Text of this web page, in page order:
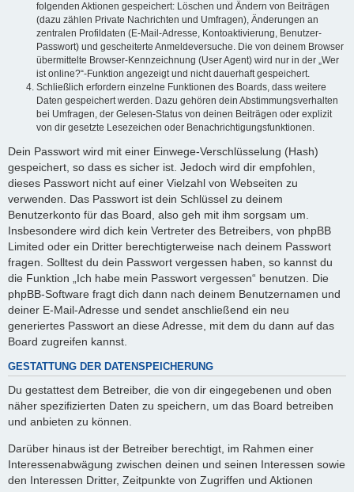
folgenden Aktionen gespeichert: Löschen und Ändern von Beiträgen
(dazu zählen Private Nachrichten und Umfragen), Änderungen an
zentralen Profildaten (E-Mail-Adresse, Kontoaktivierung, Benutzer-
Passwort) und gescheiterte Anmeldeversuche. Die von deinem Browser
übermittelte Browser-Kennzeichnung (User Agent) wird nur in der „Wer
ist online?“-Funktion angezeigt und nicht dauerhaft gespeichert.
Schließlich erfordern einzelne Funktionen des Boards, dass weitere
Daten gespeichert werden. Dazu gehören dein Abstimmungsverhalten
bei Umfragen, der Gelesen-Status von deinen Beiträgen oder explizit
von dir gesetzte Lesezeichen oder Benachrichtigungsfunktionen.
Dein Passwort wird mit einer Einwege-Verschlüsselung (Hash)
gespeichert, so dass es sicher ist. Jedoch wird dir empfohlen,
dieses Passwort nicht auf einer Vielzahl von Webseiten zu
verwenden. Das Passwort ist dein Schlüssel zu deinem
Benutzerkonto für das Board, also geh mit ihm sorgsam um.
Insbesondere wird dich kein Vertreter des Betreibers, von phpBB
Limited oder ein Dritter berechtigterweise nach deinem Passwort
fragen. Solltest du dein Passwort vergessen haben, so kannst du
die Funktion „Ich habe mein Passwort vergessen“ benutzen. Die
phpBB-Software fragt dich dann nach deinem Benutzernamen und
deiner E-Mail-Adresse und sendet anschließend ein neu
generiertes Passwort an diese Adresse, mit dem du dann auf das
Board zugreifen kannst.
GESTATTUNG DER DATENSPEICHERUNG
Du gestattest dem Betreiber, die von dir eingegebenen und oben
näher spezifizierten Daten zu speichern, um das Board betreiben
und anbieten zu können.
Darüber hinaus ist der Betreiber berechtigt, im Rahmen einer
Interessenabwägung zwischen deinen und seinen Interessen sowie
den Interessen Dritter, Zeitpunkte von Zugriffen und Aktionen